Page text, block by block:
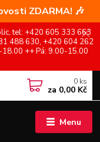
ZDARMA! 🎶
tel: +420 605 333 663
488 630, +420 604 262
++ Pá: 9.00-15.00
Menu
0 ks
za 0,00 Kč